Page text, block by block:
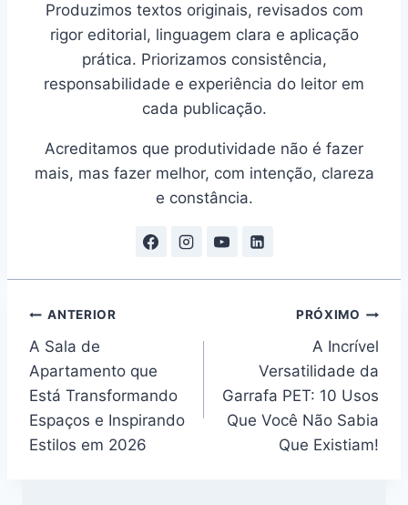
Produzimos textos originais, revisados com
rigor editorial, linguagem clara e aplicação
prática. Priorizamos consistência,
responsabilidade e experiência do leitor em
cada publicação.
Acreditamos que produtividade não é fazer
mais, mas fazer melhor, com intenção, clareza
e constância.
Navegação
de
Post
ANTERIOR
A Sala de
Apartamento que
Está Transformando
Espaços e Inspirando
Estilos em 2026
PRÓXIMO
A Incrível
Versatilidade da
Garrafa PET: 10 Usos
Que Você Não Sabia
Que Existiam!